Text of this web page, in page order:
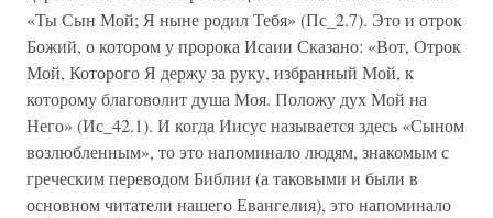
«Ты Сын Мой; Я ныне родил Тебя» (Пс_2.7). Это и отрок
Божий, о котором у пророка Исаии Сказано: «Вот, Отрок
Мой, Которого Я держу за руку, избранный Мой, к
которому благоволит душа Моя. Положу дух Мой на
Него» (Ис_42.1). И когда Иисус называется здесь «Сыном
возлюбленным», то это напоминало людям, знакомым с
греческим переводом Библии (а таковыми и были в
основном читатели нашего Евангелия), это напоминало